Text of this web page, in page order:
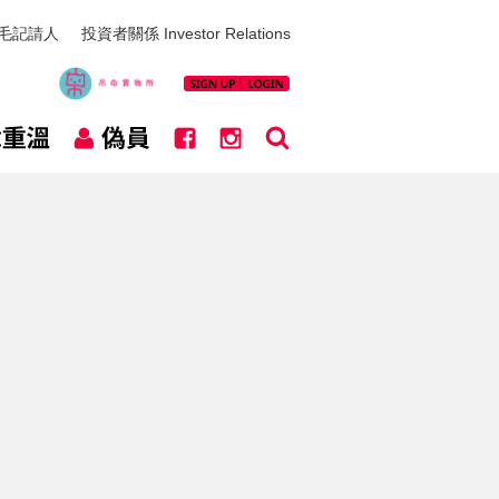
記請人 投資者關係 Investor Relations